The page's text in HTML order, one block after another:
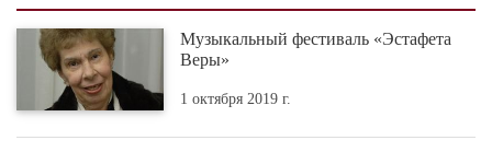
Музыкальный фестиваль «Эстафета
Веры»
1 октября 2019 г.